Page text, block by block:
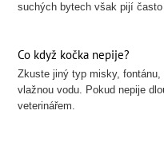
suchých bytech však pijí
Co když kočka nepije?
Zkuste jiný typ misky,
vlažnou vodu. Pokud nepije
veterinářem.